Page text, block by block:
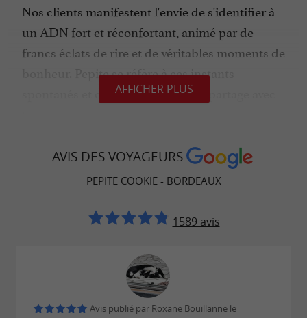
Nos clients manifestent l'envie de s'identifier à
un ADN fort etréconfortant, animé par de
francs éclats de rire et de véritables moments de
bonheur. Pepite se réfère à ces instants
spontanés et chaleureux, que l'on partage avec
NOTRE IDENTITÉ
persuasive que produit un ADN de marque
d'une vie savoureuse, marquée par les couleurs
de nos souvenirs d'enfance. Une évocation que
l'on souhaite rafraîchissante, solaire, naïve et
AFFICHER PLUS
AVIS DES VOYAGEURS
PEPITE COOKIE - BORDEAUX
1589 avis
Avis publié par Roxane Bouillanne le